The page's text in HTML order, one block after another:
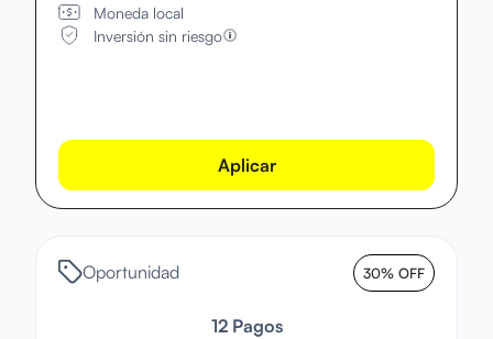
Moneda local
Inversión sin riesgo
Aplicar
Oportunidad 30% OFF
12 Pagos